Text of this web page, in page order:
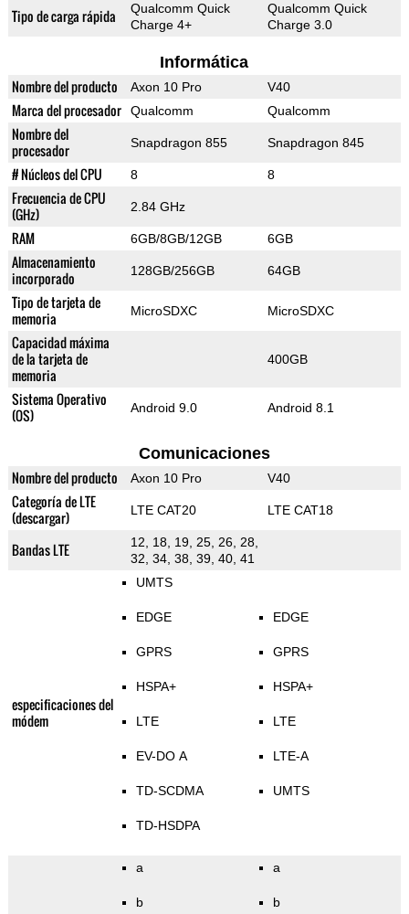
Tipo de carga rápida
Qualcomm Quick
Charge 4+
Qualcomm Quick
Charge 3.0
Informática
Nombre del producto Axon 10 Pro V40
Marca del procesador Qualcomm Qualcomm
Nombre del
procesador
Snapdragon 855 Snapdragon 845
# Núcleos del CPU 8 8
Frecuencia de CPU
(GHz)
2.84 GHz
RAM 6GB/8GB/12GB 6GB
Almacenamiento
incorporado
128GB/256GB 64GB
Tipo de tarjeta de
memoria
MicroSDXC MicroSDXC
Capacidad máxima
de la tarjeta de
memoria
400GB
Sistema Operativo
(OS)
Android 9.0 Android 8.1
Comunicaciones
Nombre del producto Axon 10 Pro V40
Categoría de LTE
(descargar)
LTE CAT20 LTE CAT18
Bandas LTE
12, 18, 19, 25, 26, 28,
32, 34, 38, 39, 40, 41
especificaciones del
módem
UMTS
EDGE
GPRS
HSPA+
LTE
EV-DO A
TD-SCDMA
TD-HSDPA
EDGE
GPRS
HSPA+
LTE
LTE-A
UMTS
a
b
a
b